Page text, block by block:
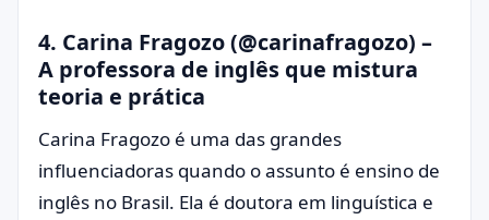
4. Carina Fragozo (@carinafragozo) –
A professora de inglês que mistura
teoria e prática
Carina Fragozo é uma das grandes
influenciadoras quando o assunto é ensino de
inglês no Brasil. Ela é doutora em linguística e